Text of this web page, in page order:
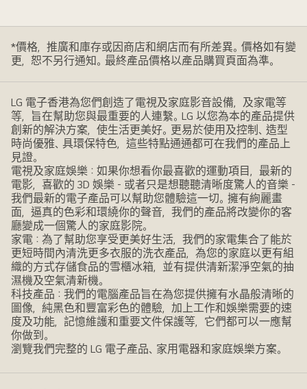
*價格，推廣和庫存或因商店和網店而有所差異。價格如有變
更，恕不另行通知。最終產品價格以產品購買頁面為準。
LG 電子香港為您們創造了電視及家庭影音設備，及家電等
等，旨在幫助您與最重要的人連繫。LG 以您為本的產品提供
創新的解決方案，使生活更美好。更易於使用及控制、造型
時尚優雅、具環保特色，這些特點通通都可在我們的產品上
見證。
電視及家庭娛樂：如果你想看你最喜歡的運動項目，最新的
電影，喜歡的 3D 娛樂 - 或者只是想聽聽清晰度驚人的音樂 -
我們最新的電子產品可以幫助您體驗這一切。擁有絢麗畫
面，逼真的色彩和環繞你的聲音，我們的產品將改變你的客
廳變成一個驚人的家庭影院。
家電：為了幫助您享受更美好生活，我們的家電集合了能於
更短時間內清洗更多衣服的洗衣產品，為您的家庭以更有組
織的方式存儲食品的雪櫃冰箱，並有提供清新潔淨空氣的抽
濕機及空氣清新機。
科技產品：我們的電腦產品旨在為您提供擁有水晶般清晰的
圖像，純黑色和豐富彩色的體驗，加上工作和娛樂需要的速
度及功能，記憶維護和重要文件保護等，它們都可以一應幫
你做到。
瀏覽我們完整的 LG 電子產品、家用電器和家庭娛樂方案。